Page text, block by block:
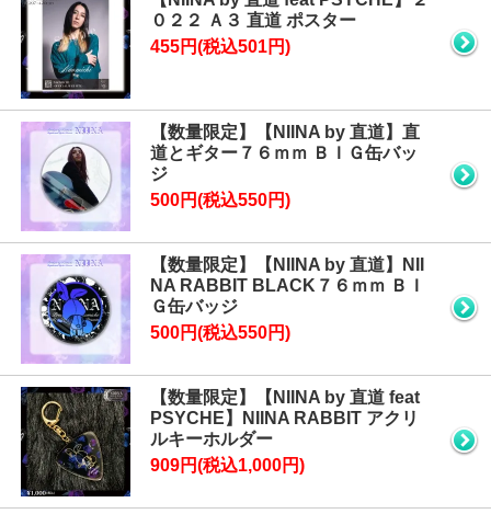
０２２ Ａ３ 直道 ポスター
455円(税込501円)
【数量限定】【NIINA by 直道】直
道とギター７６ｍｍ ＢＩＧ缶バッ
ジ
500円(税込550円)
【数量限定】【NIINA by 直道】NII
NA RABBIT BLACK７６ｍｍ ＢＩ
Ｇ缶バッジ
500円(税込550円)
【数量限定】【NIINA by 直道 feat
PSYCHE】NIINA RABBIT アクリ
ルキーホルダー
909円(税込1,000円)